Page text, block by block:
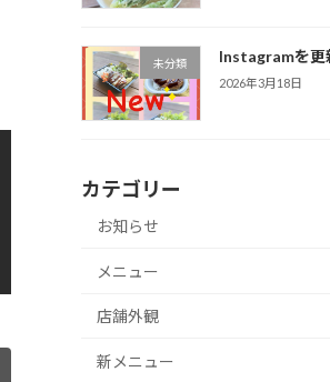
未分類 Instagramを更
2026年3月18日
カテゴリー
お知らせ
メニュー
店舗外観
新メニュー